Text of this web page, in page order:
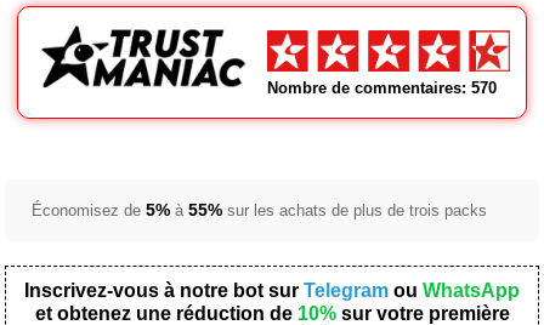
Nombre de commentaires: 570
Économisez de5%à55%sur les achats de plus de trois packs
Inscrivez-vous à notre bot sur Telegram ou WhatsApp
et obtenez une réduction de 10%sur votre première